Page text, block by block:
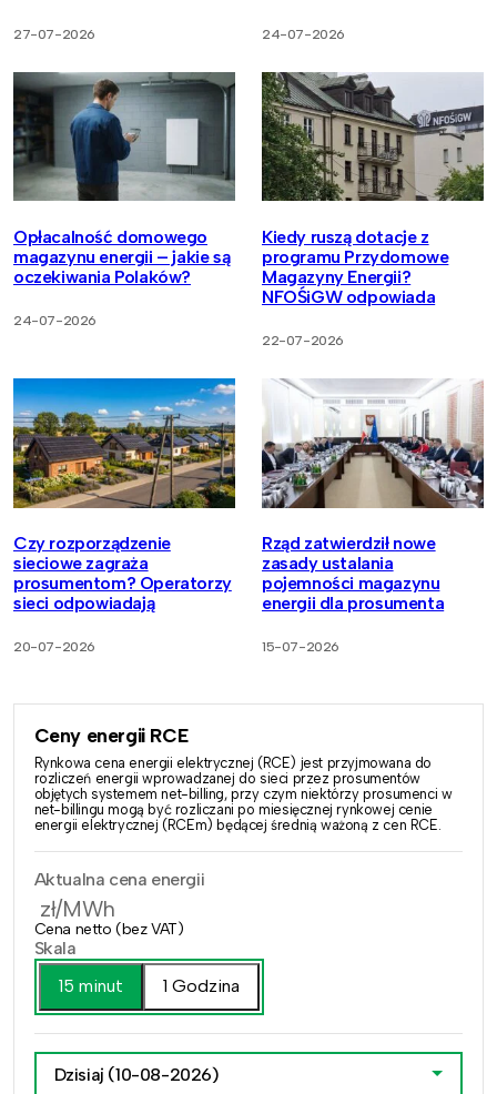
27-07-2026 24-07-2026
Opłacalność domowego
magazynu energii – jakie są
oczekiwania Polaków?
24-07-2026
Kiedy ruszą dotacje z
programu Przydomowe
Magazyny Energii?
NFOŚiGW odpowiada
22-07-2026
Czy rozporządzenie
sieciowe zagraża
prosumentom? Operatorzy
sieci odpowiadają
20-07-2026
Rząd zatwierdził nowe
zasady ustalania
pojemności magazynu
energii dla prosumenta
15-07-2026
Ceny energii RCE
Rynkowa cena energii elektrycznej (RCE) jest przyjmowana do
rozliczeń energii wprowadzanej do sieci przez prosumentów
objętych systemem net-billing, przy czym niektórzy prosumenci w
net-billingu mogą być rozliczani po miesięcznej rynkowej cenie
energii elektrycznej (RCEm) będącej średnią ważoną z cen RCE.
Aktualna cena energii
zł/MWh
Cena netto (bez VAT)
Skala
15 minut
1 Godzina
Dzisiaj (10-08-2026)